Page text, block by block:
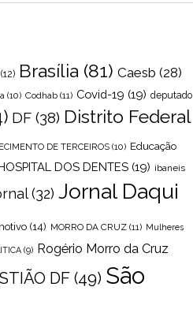
(12) Brasília (81) Caesb (28)
(10) Codhab (11) Covid-19 (19) deputado
DF (38) Distrito Federal
DE TERCEIROS (10) Educação
DOS DENTES (19) ibaneis
(32) Jornal Daqui
(14) MORRO DA CRUZ (11) Mulheres
(9) Rogério Morro da Cruz
DF (49) São